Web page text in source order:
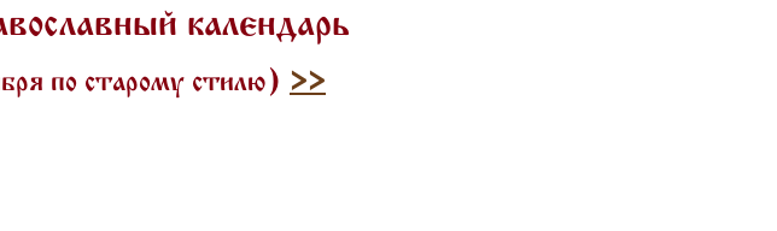
календарь
по старому стилю) >>